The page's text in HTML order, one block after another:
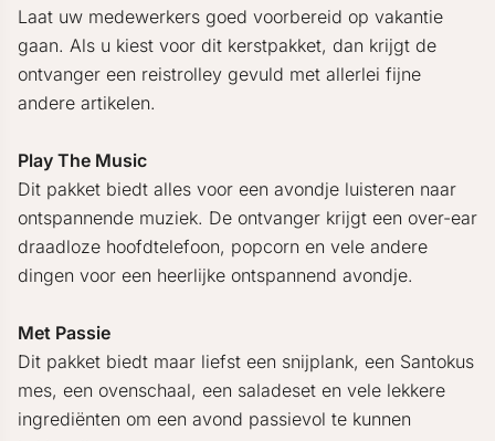
Laat uw medewerkers goed voorbereid op vakantie
gaan. Als u kiest voor dit kerstpakket, dan krijgt de
ontvanger een reistrolley gevuld met allerlei fijne
andere artikelen.
Play The Music
Dit pakket biedt alles voor een avondje luisteren naar
ontspannende muziek. De ontvanger krijgt een over-ear
draadloze hoofdtelefoon, popcorn en vele andere
dingen voor een heerlijke ontspannend avondje.
Met Passie
Dit pakket biedt maar liefst een snijplank, een Santokus
mes, een ovenschaal, een saladeset en vele lekkere
ingrediënten om een avond passievol te kunnen